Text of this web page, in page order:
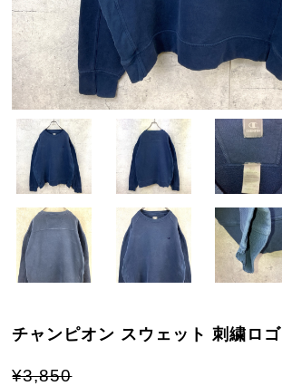
チャンピオン スウェット 刺繍ロゴ
¥3,850